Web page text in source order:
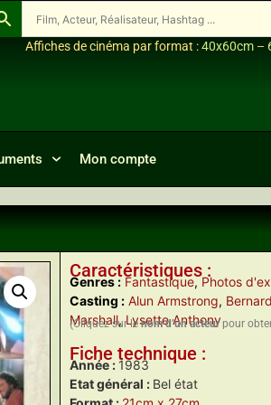
Affiches de cinéma par format :40x60cm –
Mon compte
Caractéristiques :
Genres : Fantastique,Photos
Casting : Alun Armstrong,
Marshall,Lysette Anthony
(Cliquez sur lenom d’un acteurpour
Fiche technique :
Année : 1983
Etat général : Bel état